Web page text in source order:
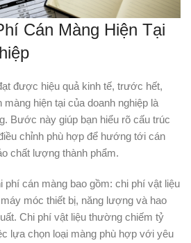
Cán Màng Hiện Tại
được hiệu quả kinh tế, trước hết,
hiện tại của doanh nghiệp là
Bước này giúp bạn hiểu rõ cấu trúc
chỉnh phù hợp để hướng tới cán
chất lượng thành phẩm.
phí cán màng bao gồm: chi phí vật liệu
móc thiết bị, năng lượng và hao
Chi phí vật liệu thường chiếm tỷ
lựa chọn loại màng phù hợp với yêu